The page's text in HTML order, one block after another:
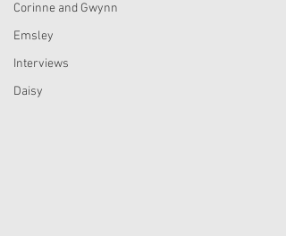
Corinne and Gwynn
Emsley
Interviews
Daisy